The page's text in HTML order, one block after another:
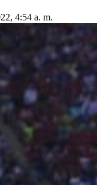
4:54 a. m.